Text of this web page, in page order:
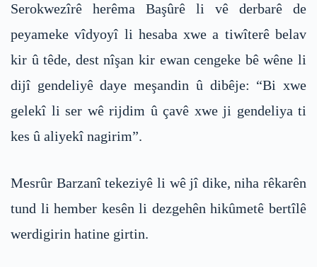
Serokwezîrê herêma Başûrê li vê derbarê de
peyameke vîdyoyî li hesaba xwe a tiwîterê belav
kir û têde, dest nîşan kir ewan cengeke bê wêne li
dijî gendeliyê daye meşandin û dibêje: “Bi xwe
gelekî li ser wê rijdim û çavê xwe ji gendeliya ti
kes û aliyekî nagirim”.
Mesrûr Barzanî tekeziyê li wê jî dike, niha rêkarên
tund li hember kesên li dezgehên hikûmetê bertîlê
werdigirin hatine girtin.